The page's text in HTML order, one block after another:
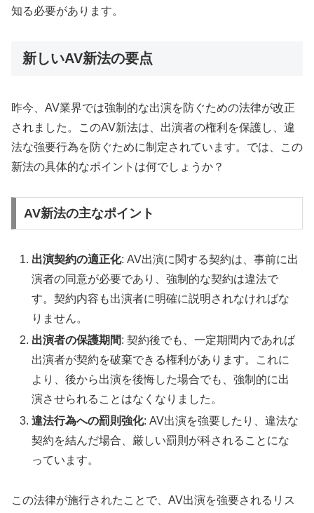
知る必要があります。
新しいAV新法の要点
昨今、AV業界では強制的な出演を防ぐための法律が改正
されました。このAV新法は、出演者の権利を保護し、違
法な強要行為を防ぐために制定されています。では、この
新法の具体的なポイントは何でしょうか？
AV新法の主なポイント
出演契約の適正化: AV出演に関する契約は、事前に出
演者の同意が必要であり、強制的な契約は違法で
す。契約内容も出演者に明確に説明されなければな
りません。
出演者の保護期間: 契約後でも、一定期間内であれば
出演者が契約を破棄できる権利があります。これに
より、後から出演を後悔した場合でも、強制的に出
演させられることはなくなりました。
違法行為への罰則強化: AV出演を強要したり、違法な
契約を結んだ場合、厳しい罰則が科されることにな
っています。
この法律が施行されたことで、AV出演を強要されるリス